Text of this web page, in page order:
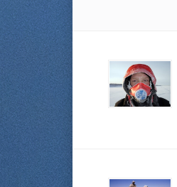
Post
navigation